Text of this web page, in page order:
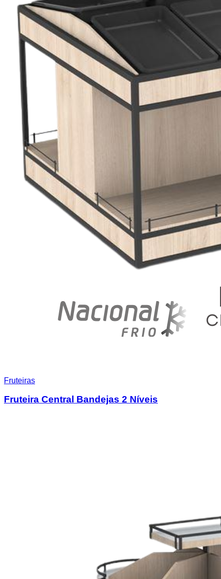
Fruteiras
Fruteira Central Bandejas 2 Níveis